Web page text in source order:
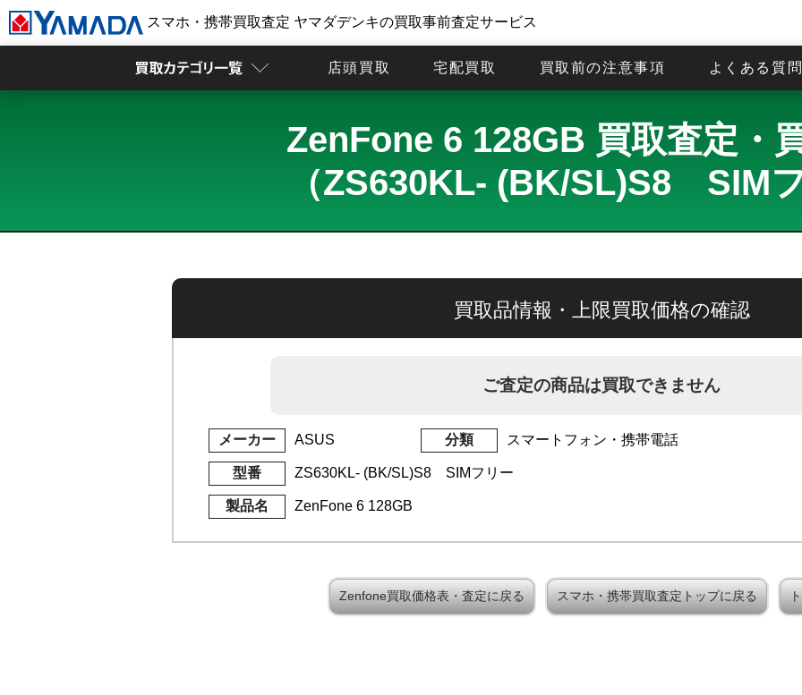
スマホ・携帯買取査定 ヤマダデンキの買取事前査定サービス
店頭買取 宅配買取 買取前の注意事項 よくある質問
ZenFone 6 128GB 買取査定・
（ZS630KL- (BK/SL)S8 SIMフ
買取品情報・上限買取価格の確認
ご査定の商品は買取できません
メーカー ASUS 分類 スマートフォン・携帯電話
型番 ZS630KL- (BK/SL)S8 SIMフリー
製品名 ZenFone 6 128GB
Zenfone買取価格表・査定に戻る スマホ・携帯買取査定トップに戻る